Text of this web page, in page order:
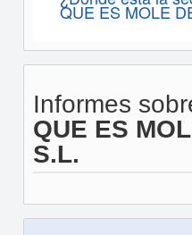
QUE ES MOLE
Informes
QUE ES
S.L.